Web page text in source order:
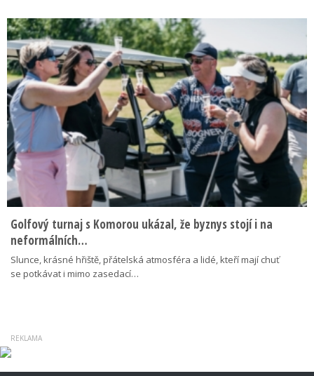
Golfový turnaj s Komorou ukázal, že byznys stojí i na
neformálních…
Slunce, krásné hřiště, přátelská atmosféra a lidé, kteří mají chuť
se potkávat i mimo zasedací…